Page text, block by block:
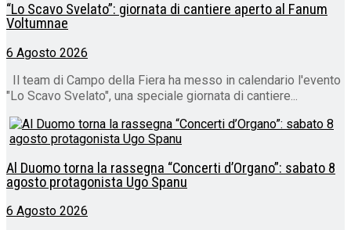
“Lo Scavo Svelato”: giornata di cantiere aperto al Fanum
Voltumnae
6 Agosto 2026
Il team di Campo della Fiera ha messo in calendario l'evento
"Lo Scavo Svelato", una speciale giornata di cantiere...
Al Duomo torna la rassegna “Concerti d’Organo”: sabato 8
agosto protagonista Ugo Spanu
6 Agosto 2026